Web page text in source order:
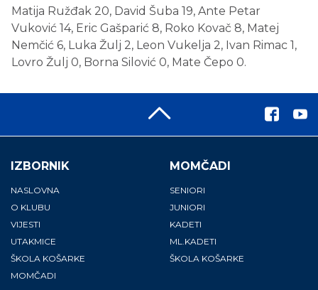
Matija Ružđak 20, David Šuba 19, Ante Petar
Vuković 14, Eric Gašparić 8, Roko Kovač 8, Matej
Nemčić 6, Luka Žulj 2, Leon Vukelja 2, Ivan Rimac 1,
Lovro Žulj 0, Borna Silović 0, Mate Čepo 0.
IZBORNIK
NASLOVNA
O KLUBU
VIJESTI
UTAKMICE
ŠKOLA KOŠARKE
MOMČADI
MOMČADI
SENIORI
JUNIORI
KADETI
ML.KADETI
ŠKOLA KOŠARKE